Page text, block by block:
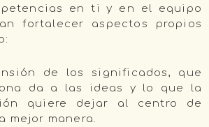
en ti y en el equipo
fortalecer aspectos propios
de los significados, que
da a las ideas y lo que la
quiere dejar al centro de
mejor manera.